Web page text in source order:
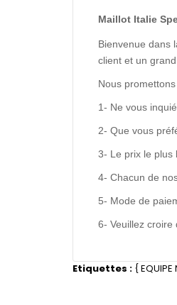
Maillot Italie
Bienvenue dans
client et un
Nous
1- Ne vous
2- Que vous
3- Le prix le plus
4- Chacun de
5- Mode de
6- Veuillez croire
Etiquettes : {EQUIPE